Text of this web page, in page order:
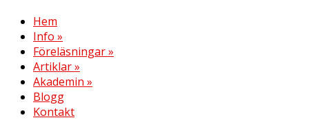
Hem
Info »
Föreläsningar»
Artiklar»
Akademin »
Blogg
Kontakt